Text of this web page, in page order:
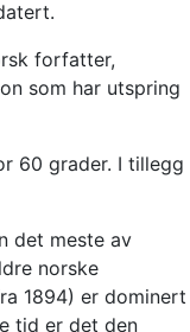
forfatter,
som har utspring
60 grader. I tillegg
det meste av
norske
1894) er dominert
tid er det den